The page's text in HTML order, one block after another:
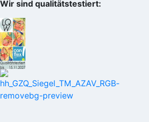
Wir sind qualitätstestiert: